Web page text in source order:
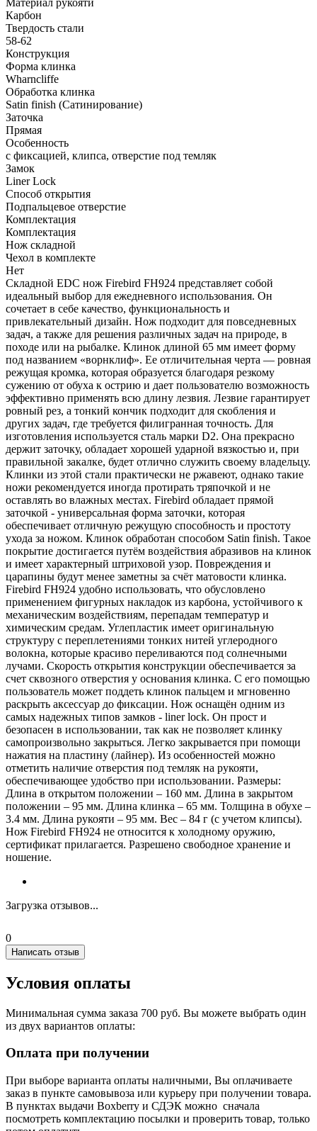
Карбон
Твердость стали
58-62
Конструкция
Форма клинка
Wharncliffe
Обработка клинка
Satin finish (Сатинирование)
Заточка
Прямая
Особенность
с фиксацией, клипса, отверстие под темляк
Замок
Liner Lock
Способ открытия
Подпальцевое отверстие
Комплектация
Комплектация
Нож складной
Чехол в комплекте
Нет
Складной EDC нож Firebird FH924 представляет собой
идеальный выбор для ежедневного использования. Он
сочетает в себе качество, функциональность и
привлекательный дизайн. Нож подходит для повседневных
задач, а также для решения различных задач на природе, в
походе или на рыбалке. Клинок длиной 65 мм имеет форму
под названием «ворнклиф». Ее отличительная черта — ровная
режущая кромка, которая образуется благодаря резкому
сужению от обуха к острию и дает пользователю возможность
эффективно применять всю длину лезвия. Лезвие гарантирует
ровный рез, а тонкий кончик подходит для скобления и
других задач, где требуется филигранная точность. Для
изготовления используется сталь марки D2. Она прекрасно
держит заточку, обладает хорошей ударной вязкостью и, при
правильной закалке, будет отлично служить своему владельцу.
Клинки из этой стали практически не ржавеют, однако такие
ножи рекомендуется иногда протирать тряпочкой и не
оставлять во влажных местах. Firebird обладает прямой
заточкой - универсальная форма заточки, которая
обеспечивает отличную режущую способность и простоту
ухода за ножом. Клинок обработан способом Satin finish. Такое
покрытие достигается путём воздействия абразивов на клинок
и имеет характерный штриховой узор. Повреждения и
царапины будут менее заметны за счёт матовости клинка.
Firebird FH924 удобно использовать, что обусловлено
применением фигурных накладок из карбона, устойчивого к
механическим воздействиям, перепадам температур и
химическим средам. Углепластик имеет оригинальную
структуру с переплетениями тонких нитей углеродного
волокна, которые красиво переливаются под солнечными
лучами. Скорость открытия конструкции обеспечивается за
счет сквозного отверстия у основания клинка. С его помощью
пользователь может поддеть клинок пальцем и мгновенно
раскрыть аксессуар до фиксации. Нож оснащён одним из
самых надежных типов замков - liner lock. Он прост и
безопасен в использовании, так как не позволяет клинку
самопроизвольно закрыться. Легко закрывается при помощи
нажатия на пластину (лайнер). Из особенностей можно
отметить наличие отверстия под темляк на рукояти,
обеспечивающее удобство при использовании. Размеры:
Длина в открытом положении – 160 мм. Длина в закрытом
положении – 95 мм. Длина клинка – 65 мм. Толщина в обухе –
3.4 мм. Длина рукояти – 95 мм. Вес – 84 г (с учетом клипсы).
Нож Firebird FH924 не относится к холодному оружию,
сертификат прилагается. Разрешено свободное хранение и
ношение.
Загрузка отзывов...
0
Написать отзыв
Условия оплаты
Минимальная сумма заказа 700 руб. Вы можете выбрать один
из двух вариантов оплаты:
Оплата при получении
При выборе варианта оплаты наличными, Вы оплачиваете
заказ в пункте самовывоза или курьеру при получении товара.
В пунктах выдачи Boxberry и СДЭК можно сначала
посмотреть комплектацию посылки и проверить товар, только